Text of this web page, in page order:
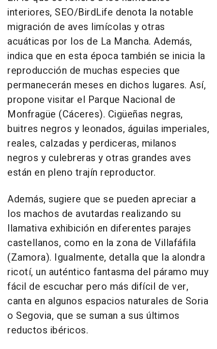
interiores, SEO/BirdLife denota la notable
migración de aves limícolas y otras
acuáticas por los de La Mancha. Además,
indica que en esta época también se inicia la
reproducción de muchas especies que
permanecerán meses en dichos lugares. Así,
propone visitar el Parque Nacional de
Monfragüe (Cáceres). Cigüeñas negras,
buitres negros y leonados, águilas imperiales,
reales, calzadas y perdiceras, milanos
negros y culebreras y otras grandes aves
están en pleno trajín reproductor.
Además, sugiere que se pueden apreciar a
los machos de avutardas realizando su
llamativa exhibición en diferentes parajes
castellanos, como en la zona de Villafáfila
(Zamora). Igualmente, detalla que la alondra
ricotí, un auténtico fantasma del páramo muy
fácil de escuchar pero más difícil de ver,
canta en algunos espacios naturales de Soria
o Segovia, que se suman a sus últimos
reductos ibéricos.